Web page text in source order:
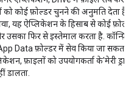
को कोई फ़ोल्डर चुनने की अनुमति देता है.
यह ऐप्लिकेशन के हिसाब से कोई फ़ोल्डर
उसका फिर से इस्तेमाल करता है.
Data फ़ोल्डर में सेव किया जा सकता
फ़ाइलों को उपयोगकर्ता के'मेरी
डालता.